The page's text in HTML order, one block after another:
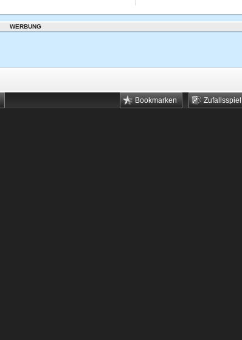
WERBUNG
Zufallsspiel
Bookmarken